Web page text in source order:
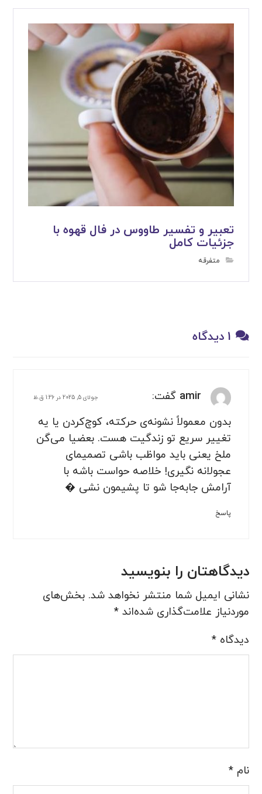
تعبیر و تفسیر طاووس در فال قهوه با
جزئیات کامل
متفرقه
1 دیدگاه
amir گفت: جولای 5, 2025 در 1:26 ق.ظ
بدون معمولاً نشونه‌ی حرکته، کوچ‌کردن یا یه
تغییر سریع تو زندگیت هست. بعضیا می‌گن
ملخ یعنی باید مواظب باشی تصمیمای
عجولانه نگیری! خلاصه حواست باشه با
آرامش جابه‌جا شو تا پشیمون نشی �
پاسخ
دیدگاهتان را بنویسید
نشانی ایمیل شما منتشر نخواهد شد. بخش‌های
موردنیاز علامت‌گذاری شده‌اند*
دیدگاه*
نام*